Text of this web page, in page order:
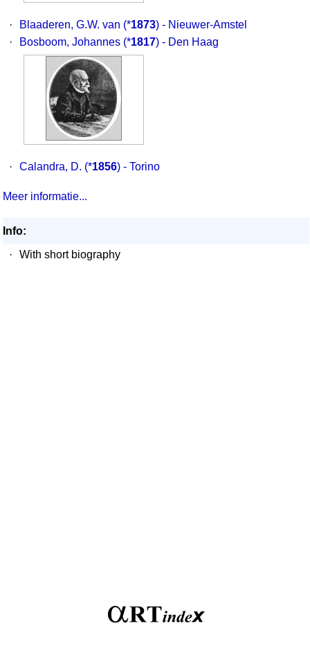
· Blaaderen, G.W. van (*1873) - Nieuwer-Amstel
·
Bosboom, Johannes (*1817) - Den Haag
· Calandra, D. (*1856) - Torino
Meer informatie...
Info:
·
With short biography